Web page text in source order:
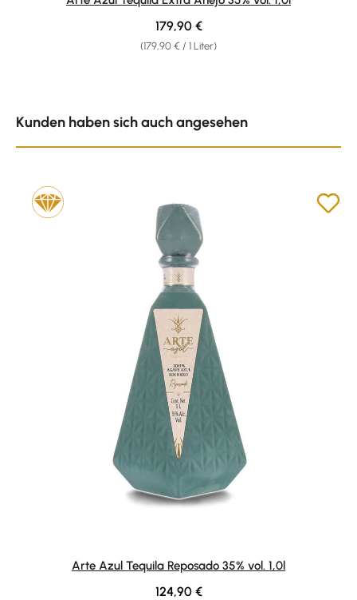
(179,90 € / 1 Liter)
Regulärer Preis:
179,90 €
Kunden haben sich auch angesehen
Arte Azul Tequila Reposado 35% vol. 1,0l
Regulärer Preis:
124,90 €